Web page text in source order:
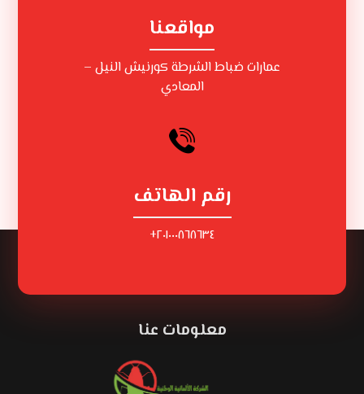
مواقعنا
عمارات ضباط الشرطة كورنيش النيل –
المعادي
رقم الهاتف
٢٠١٠٠٠٨٦٨٦٣٤+
معلومات عنا